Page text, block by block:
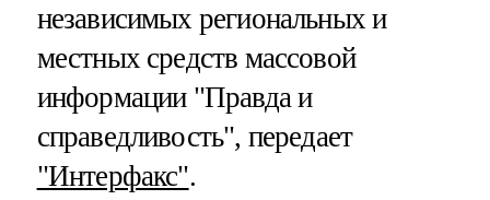
независимых региональных и
местных средств массовой
информации "Правда и
справедливость", передает
"Интерфакс".